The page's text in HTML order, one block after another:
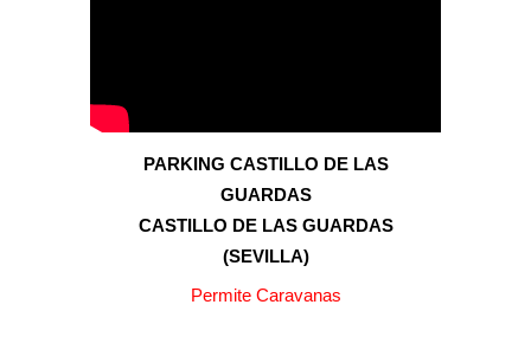
PARKING CASTILLO DE LAS
GUARDAS
CASTILLO DE LAS GUARDAS
(SEVILLA)
Permite Caravanas